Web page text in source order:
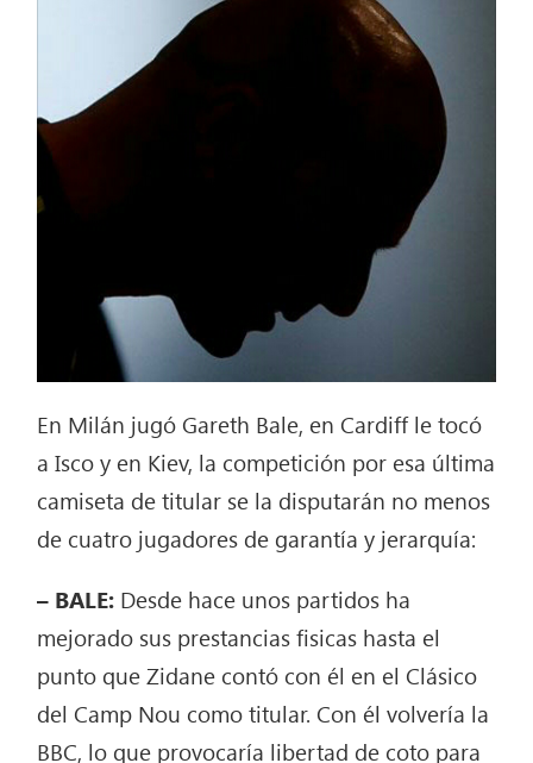
En Milán jugó Gareth Bale, en Cardiff le tocó
a Isco y en Kiev, la competición por esa última
camiseta de titular se la disputarán no menos
de cuatro jugadores de garantía y jerarquía:
– BALE: Desde hace unos partidos ha
mejorado sus prestancias fisicas hasta el
punto que Zidane contó con él en el Clásico
del Camp Nou como titular. Con él volvería la
BBC, lo que provocaría libertad de coto para